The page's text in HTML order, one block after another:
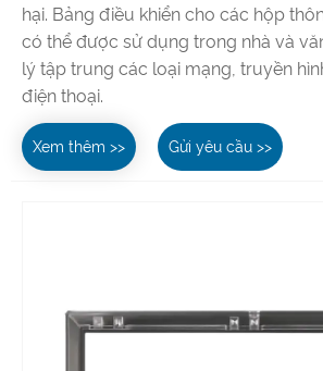
hại. Bảng điều khiển cho các hộp
có thể được sử dụng trong nhà và
lý tập trung các loại mạng, truyền
điện thoại.
Xem thêm >> Gửi yêu cầu >>